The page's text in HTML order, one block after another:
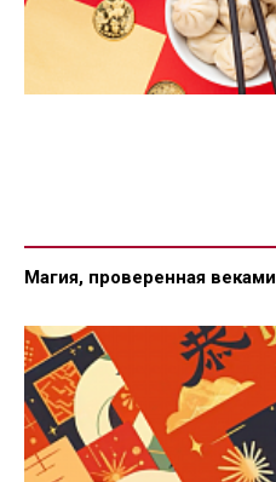
Магия, проверенная веками